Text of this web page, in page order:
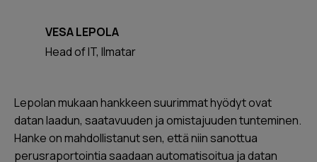
VESA LEPOLA
Head of IT, Ilmatar
Lepolan mukaan hankkeen suurimmat hyödyt ovat
datan laadun, saatavuuden ja omistajuuden tunteminen.
Hanke on mahdollistanut sen, että niin sanottua
perusraportointia saadaan automatisoitua ja datan